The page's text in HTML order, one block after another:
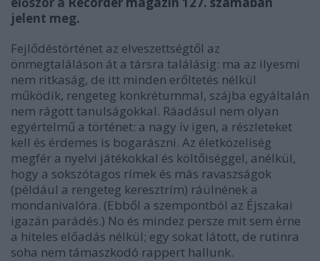
jelent meg.
Fejlődéstörténet az elveszettségtől az
önmegtaláláson át a társra találásig: ma az ilyesmi
nem ritkaság, de itt minden erőltetés nélkül
működik, rengeteg konkrétummal, szájba egyáltalán
nem rágott tanulságokkal. Ráadásul nem olyan
egyértelmű a történet: a nagy ív igen, a részleteket
kell és érdemes is bogarászni. Az életközeliség
megfér a nyelvi játékokkal és költőiséggel, anélkül,
hogy a sokszótagos rímek és más ravaszságok
(például a rengeteg keresztrím) ráülnének a
mondanivalóra. (Ebből a szempontból az Éjszakai
igazán parádés.) No és mindez persze mit sem érne
a hiteles előadás nélkül; egy sokat látott, de rutinra
soha nem támaszkodó rappert hallunk.